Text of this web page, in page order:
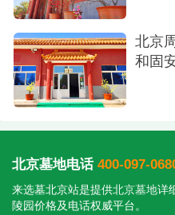
北京
和固
北京墓地电话 400-097-
来选墓北京站是提供北京墓地详
陵园价格及电话权威平台。